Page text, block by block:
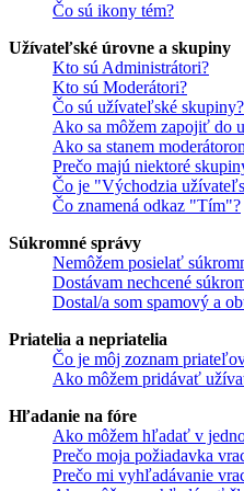
Čo sú ikony tém?
Užívateľské úrovne a skupiny
Kto sú Administrátori?
Kto sú Moderátori?
Čo sú užívateľské skupiny?
Ako sa môžem zapojiť do
Ako sa stanem
Prečo majú niektoré
Čo je "Východzia
Čo znamená odkaz "Tím"?
Súkromné správy
Nemôžem posielať
Dostávam nechcené
Dostal/a som spamový a
Priatelia a nepriatelia
Čo je môj zoznam
Ako môžem pridávať
Hľadanie na fóre
Ako môžem hľadať v
Prečo moja požiadavka
Prečo mi vyhľadávanie